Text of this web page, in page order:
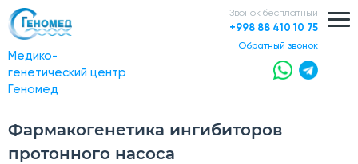
Медико-
генетический центр
Геномед
Звонок бесплатный
+998 88 410 10 75
обратный звонок
Фармакогенетика ингибиторов
протонного насоса